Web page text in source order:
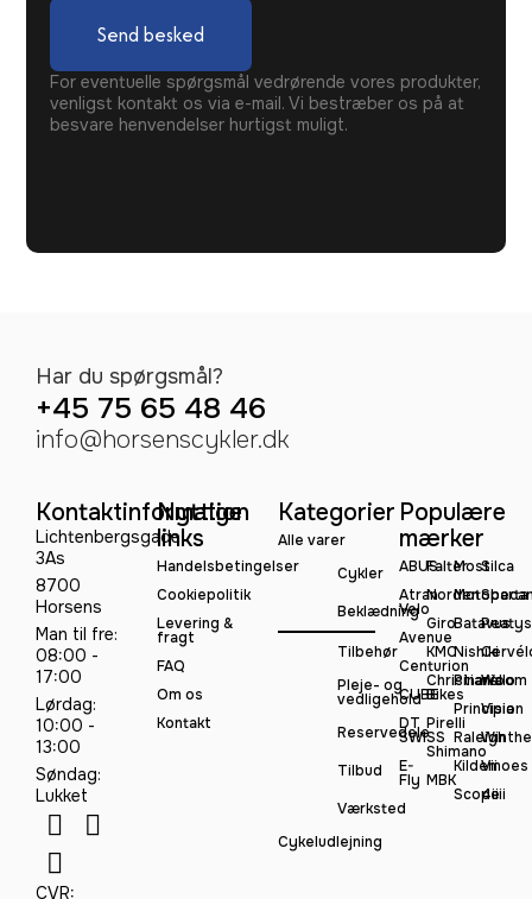
Send besked
For eventuelle spørgsmål vedrørende vores produkter,
venligst kontakt os via e-mail. Vi bestræber os på at
besvare henvendelser hurtigst muligt.
Har du spørgsmål?
+45 75 65 48 46
info@horsenscykler.dk
Kontaktinformation
Lichtenbergsgade
3As
8700
Horsens
Man til fre:
08:00 -
17:00
Lørdag:
10:00 -
13:00
Søndag:
Lukket
CVR:
Nyttige
links
Handelsbetingelser
Cookiepolitik
Levering &
fragt
FAQ
Om os
Kontakt
Kategorier
Alle varer
Cykler
Beklædning
Tilbehør
Pleje- og
vedligehold
Reservedele
Tilbud
Værksted
Cykeludlejning
Populære
mærker
ABUS
Atran
Velo
Avenue
Centurion
CUBE
DT
SWISS
E-
Fly
Falter
Norden
Giro
KMC
Christiania
Bikes
Pirelli
Shimano
MBK
Most
Batavus
Nishiki
Pinarello
Principia
Raleigh
Kildemoes
Scope
Silca
Sparta
Peatys
Woom
Vision
Vii
4iiii